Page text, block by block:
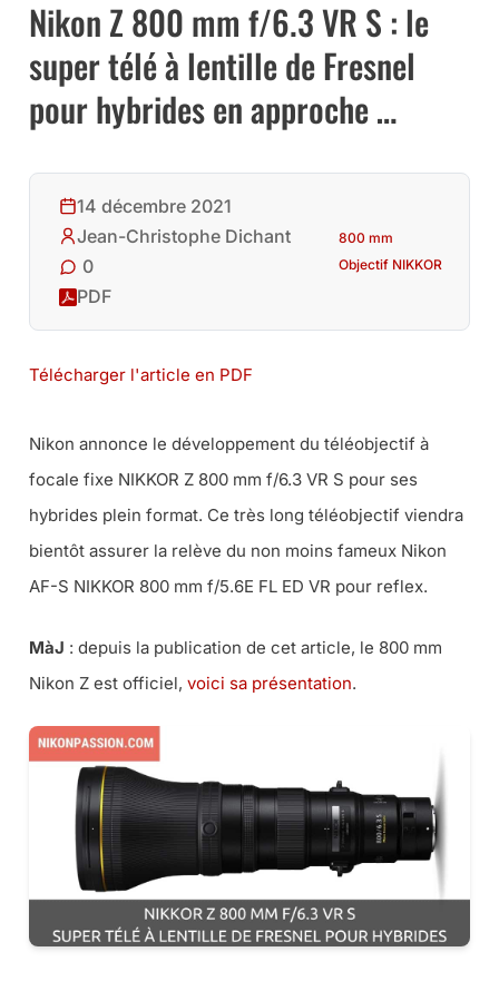
Nikon Z 800 mm f/6.3 VR S : le
super télé à lentille de Fresnel
pour hybrides en approche …
14 décembre 2021
Jean-Christophe Dichant
0
PDF
800 mm
Objectif NIKKOR
Télécharger l'article en PDF
Nikon annonce le développement du téléobjectif à
focale fixe NIKKOR Z 800 mm f/6.3 VR S pour ses
hybrides plein format. Ce très long téléobjectif viendra
bientôt assurer la relève du non moins fameux Nikon
AF-S NIKKOR 800 mm f/5.6E FL ED VR pour reflex.
MàJ : depuis la publication de cet article, le 800 mm
Nikon Z est officiel, voici sa présentation.